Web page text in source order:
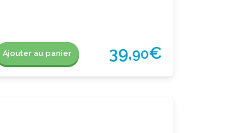
Ajouter au panier 39,90€